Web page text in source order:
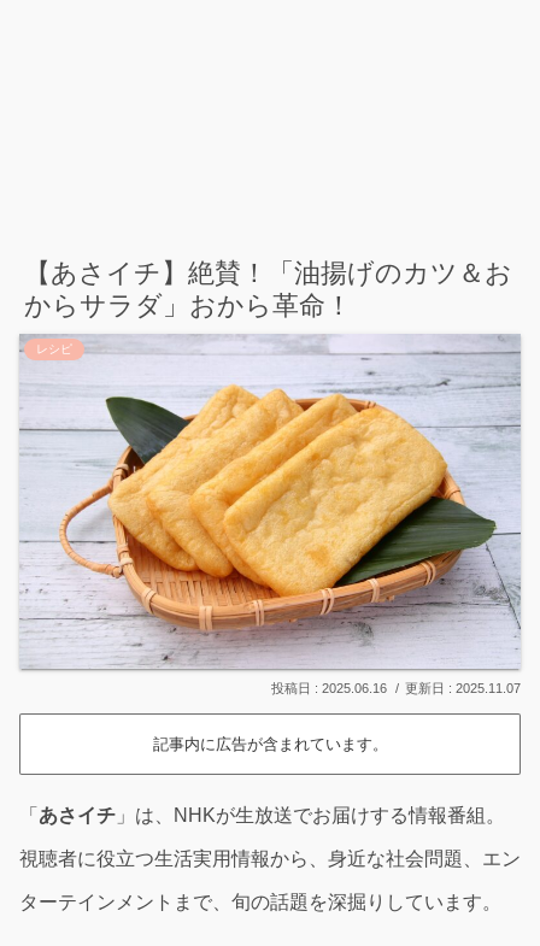
【あさイチ】絶賛！「油揚げのカツ＆お
からサラダ」おから革命！
レシピ
2025.06.16 2025.11.07
記事内に広告が含まれています。
「 あさイチ 」は、NHKが生放送でお届けする情報番組。
視聴者に役立つ生活実用情報から、身近な社会問題、エン
ターテインメントまで、旬の話題を深掘りしています。